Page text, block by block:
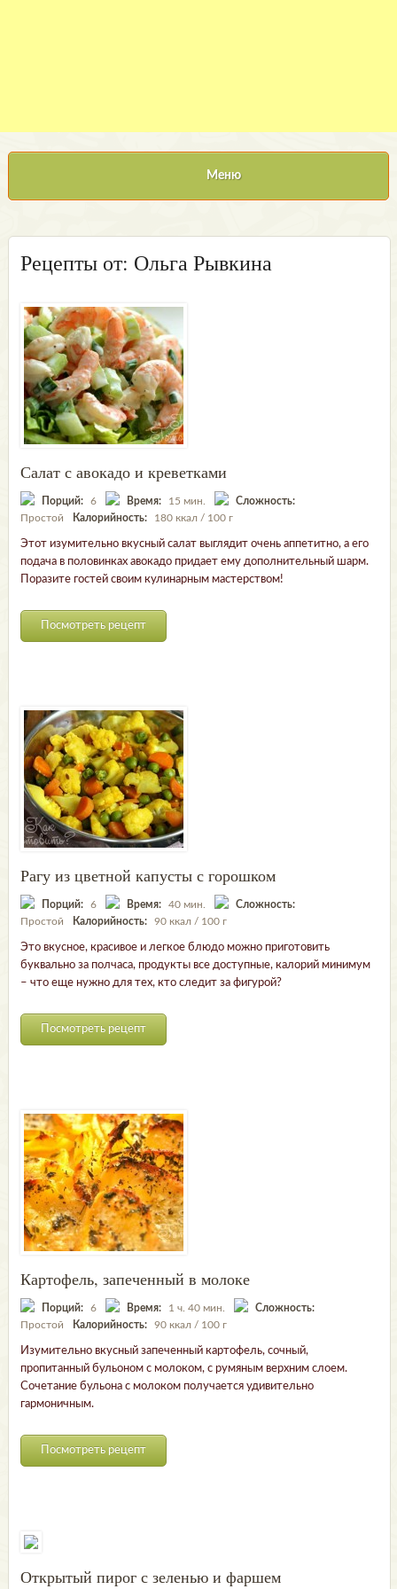
Меню
Рецепты от: Ольга Рывкина
Салат с авокадо и креветками
Порций: 6 Время: 15 мин.
Сложность:
Простой
Калорийность: 180 ккал / 100 г
Этот изумительно вкусный салат выглядит очень аппетитно, а его
подача в половинках авокадо придает ему дополнительный шарм.
Поразите гостей своим кулинарным мастерством!
Посмотреть рецепт
Рагу из цветной капусты с горошком
Порций: 6 Время: 40 мин.
Сложность:
Простой
Калорийность: 90 ккал / 100 г
Это вкусное, красивое и легкое блюдо можно приготовить
буквально за полчаса, продукты все доступные, калорий минимум
– что еще нужно для тех, кто следит за фигурой?
Посмотреть рецепт
Картофель, запеченный в молоке
Порций: 6 Время: 1 ч. 40 мин.
Сложность:
Простой
Калорийность: 90 ккал / 100 г
Изумительно вкусный запеченный картофель, сочный,
пропитанный бульоном с молоком, с румяным верхним слоем.
Сочетание бульона с молоком получается удивительно
гармоничным.
Посмотреть рецепт
Открытый пирог с зеленью и фаршем